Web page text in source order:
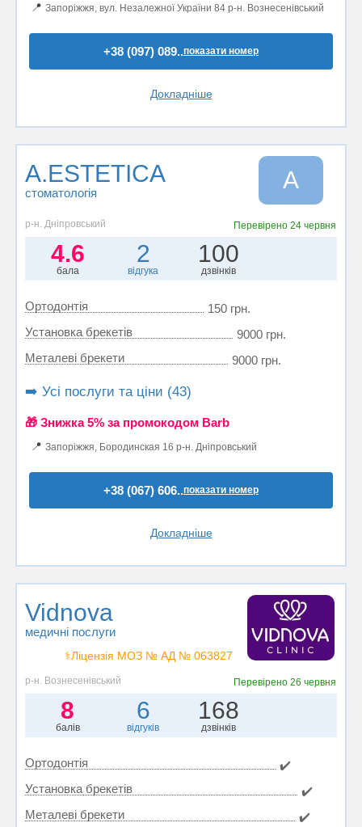
📍 Запоріжжя, вул. Незалежної України 84 р-н. Вознесенівський
+38 (097) 089..показати номер
Докладніше
A.ESTETICA
стоматологія A
р-н. Дніпровський Перевірено24 червня
4.6
бала
2
відгука
100
дзвінків
Ортодонтія
150 грн.
Установка брекетів
9000 грн.
Металеві брекети
9000 грн.
➡️ Усі послуги та ціни (43)
🎁 Знижка 5% за промокодом Barb
📍 Запоріжжя, Бородинская 16 р-н. Дніпровський
+38 (067) 606..показати номер
Докладніше
Vidnova
медичні послуги
⚕️Ліцензія МОЗ № АД № 063827
р-н. Вознесенівський Перевірено26 червня
8
балів
6
відгуків
168
дзвінків
Ортодонтія
✔️
Установка брекетів
✔️
Металеві брекети
✔️